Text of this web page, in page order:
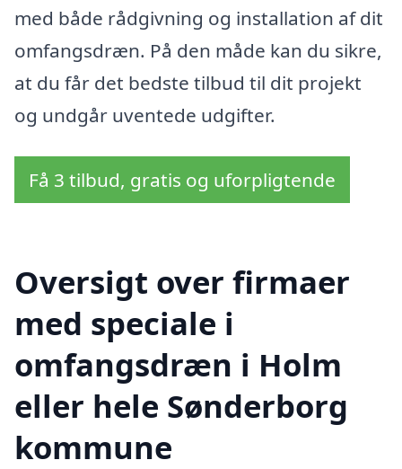
med både rådgivning og installation af dit
omfangsdræn. På den måde kan du sikre,
at du får det bedste tilbud til dit projekt
og undgår uventede udgifter.
Få 3 tilbud, gratis og uforpligtende
Oversigt over firmaer
med speciale i
omfangsdræn i Holm
eller hele Sønderborg
kommune